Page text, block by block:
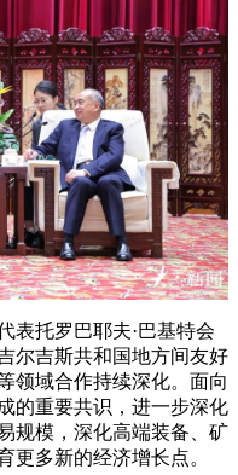
托罗巴耶夫·巴基特会
尔吉斯共和国地方间友好
领域合作持续深化。面向
的重要共识，进一步深化
规模，深化高端装备、矿
更多新的经济增长点。